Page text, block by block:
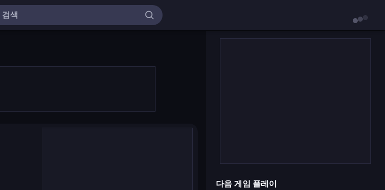
다음 게임 플레이